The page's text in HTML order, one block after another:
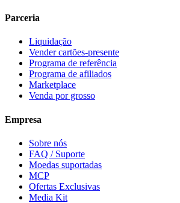
Parceria
Liquidação
Vender cartões-presente
Programa de referência
Programa de afiliados
Marketplace
Venda por grosso
Empresa
Sobre nós
FAQ / Suporte
Moedas suportadas
MCP
Ofertas Exclusivas
Media Kit